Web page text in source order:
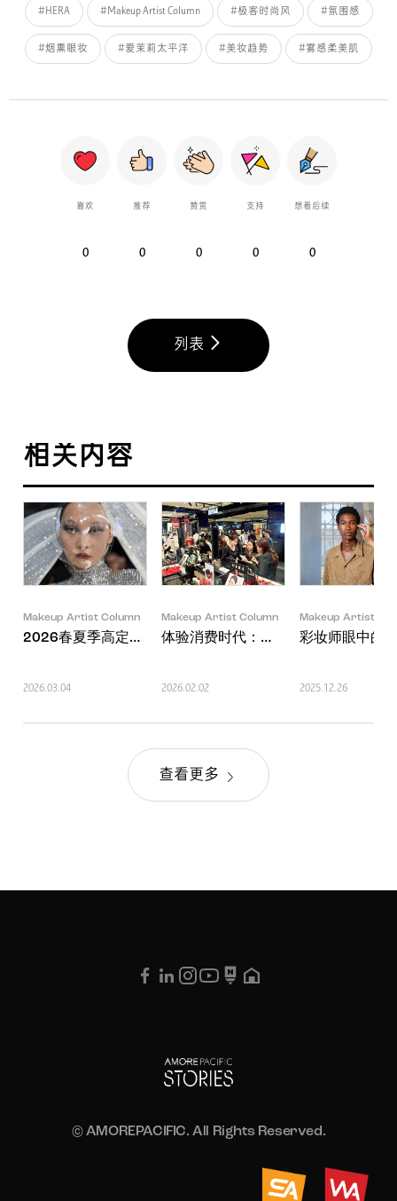
#HERA #Makeup Artist Column #极客时尚风 #氛围感
#烟熏眼妆 #爱茉莉太平洋 #美妆趋势 #雾感柔美肌
喜欢
0
推荐
0
赞赏
0
支持
0
想看后续
0
列表
相关内容
Makeup Artist Column
2026春夏季高定时装美妆潮流：华美之下的本质
2026.03.04
Makeup Artist Column
体验消费时代：在全球赫妍专柜看到
2026.02.02
Makeup Artist
彩妆师眼中的
2025.12.26
查看更多
© AMOREPACIFIC. All Rights Reserved.